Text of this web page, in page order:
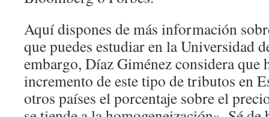
Aquí dispones de más información
que puedes estudiar en la Universidad
embargo, Díaz Giménez considera que
incremento de este tipo de tributos en
otros países el porcentaje sobre el